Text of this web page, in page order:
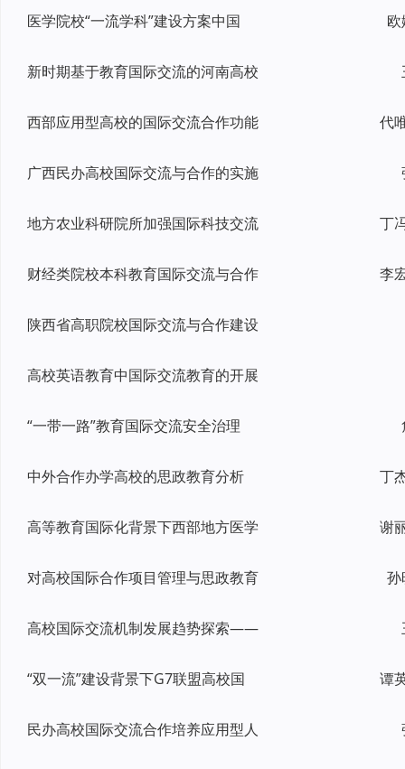
医学院校“一流学科”建设方案中国
新时期基于教育国际交流的河南高校
西部应用型高校的国际交流合作功能
广西民办高校国际交流与合作的实施
地方农业科研院所加强国际科技交流
财经类院校本科教育国际交流与合作 李
陕西省高职院校国际交流与合作建设
高校英语教育中国际交流教育的开展
“一带一路”教育国际交流安全治理
中外合作办学高校的思政教育分析 丁
高等教育国际化背景下西部地方医学
对高校国际合作项目管理与思政教育 孙
高校国际交流机制发展趋势探索——
“双一流”建设背景下G7联盟高校国 谭
民办高校国际交流合作培养应用型人